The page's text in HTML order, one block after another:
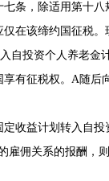
条，除适用第十
在该缔约国征税
自投资个人养老金
有征税权。A随后
收益计划转入自
雇佣关系的报酬